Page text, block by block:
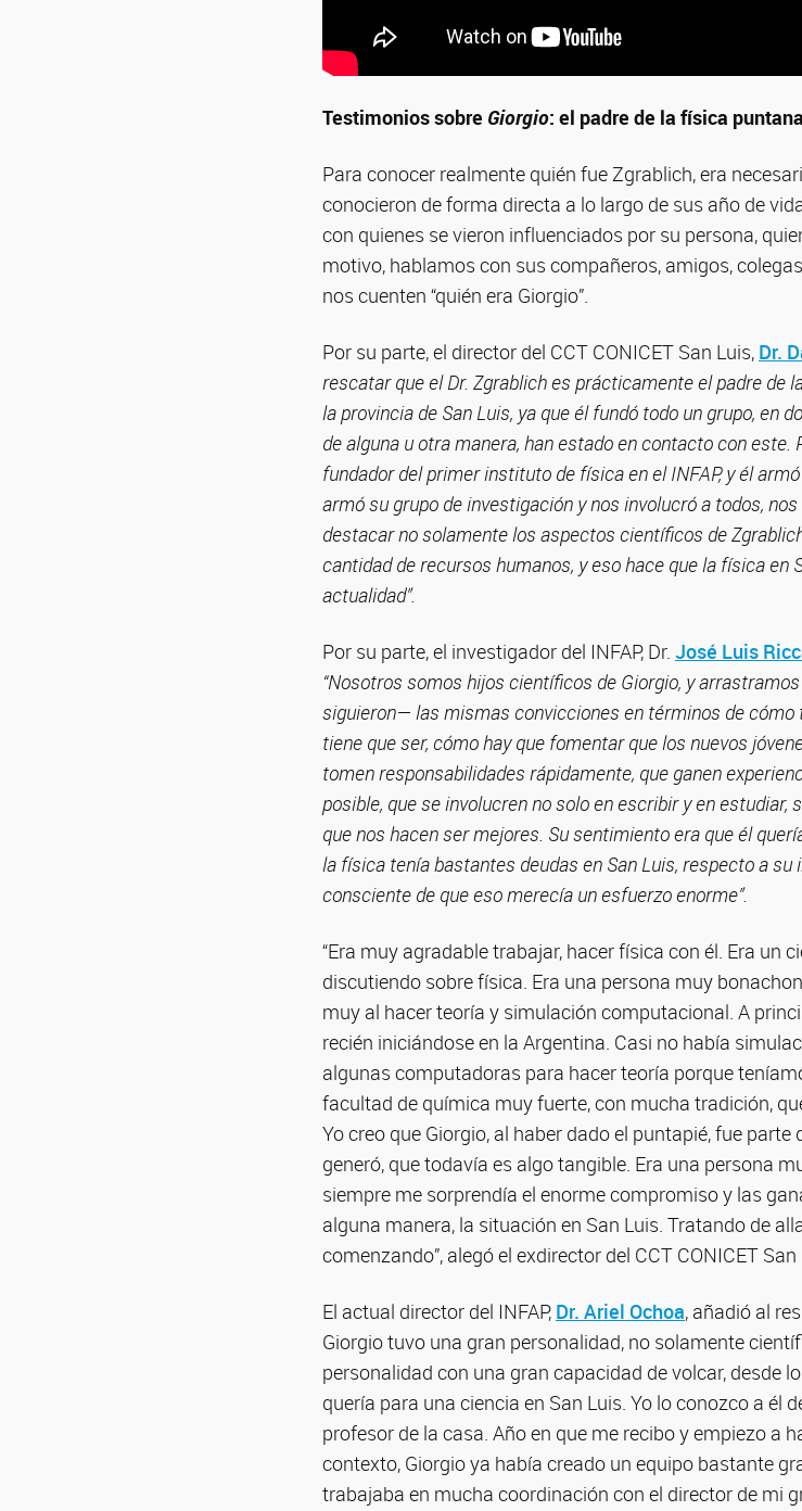
Testimonios sobre Giorgio: el padre de la física puntana
Para conocer realmente quién fue Zgrablich, era
conocieron de forma directa a lo largo de sus año de
con quienes se vieron influenciados por su persona,
motivo, hablamos con sus compañeros, amigos,
nos cuenten “quién era Giorgio”.
Por su parte, el director del CCT CONICET San Luis, Dr.
rescatar que el Dr. Zgrablich es prácticamente el padre de
la provincia de San Luis, ya que él fundó todo un grupo, en
de alguna u otra manera, han estado en contacto con este.
fundador del primer instituto de física en el INFAP, y él
armó su grupo de investigación y nos involucró a todos,
destacar no solamente los aspectos científicos de
cantidad de recursos humanos, y eso hace que la física en
actualidad”.
Por su parte, el investigador del INFAP, Dr. José Luis
“Nosotros somos hijos científicos de Giorgio, y
siguieron— las mismas convicciones en términos de cómo
tiene que ser, cómo hay que fomentar que los nuevos
tomen responsabilidades rápidamente, que ganen
posible, que se involucren no solo en escribir y en
que nos hacen ser mejores. Su sentimiento era que él
la física tenía bastantes deudas en San Luis, respecto a
consciente de que eso merecía un esfuerzo enorme”.
“Era muy agradable trabajar, hacer física con él. Era un
discutiendo sobre física. Era una persona muy
muy al hacer teoría y simulación computacional. A
recién iniciándose en la Argentina. Casi no había
algunas computadoras para hacer teoría porque
facultad de química muy fuerte, con mucha tradición,
Yo creo que Giorgio, al haber dado el puntapié, fue
generó, que todavía es algo tangible. Era una persona
siempre me sorprendía el enorme compromiso y las
alguna manera, la situación en San Luis. Tratando de
comenzando”, alegó el exdirector del CCT CONICET San
El actual director del INFAP, Dr. Ariel Ochoa, añadió al
Giorgio tuvo una gran personalidad, no solamente
personalidad con una gran capacidad de volcar, desde
quería para una ciencia en San Luis. Yo lo conozco a él
profesor de la casa. Año en que me recibo y empiezo a
contexto, Giorgio ya había creado un equipo bastante
trabajaba en mucha coordinación con el director de mi